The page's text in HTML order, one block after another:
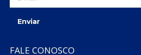
Enviar
FALE CONOSCO